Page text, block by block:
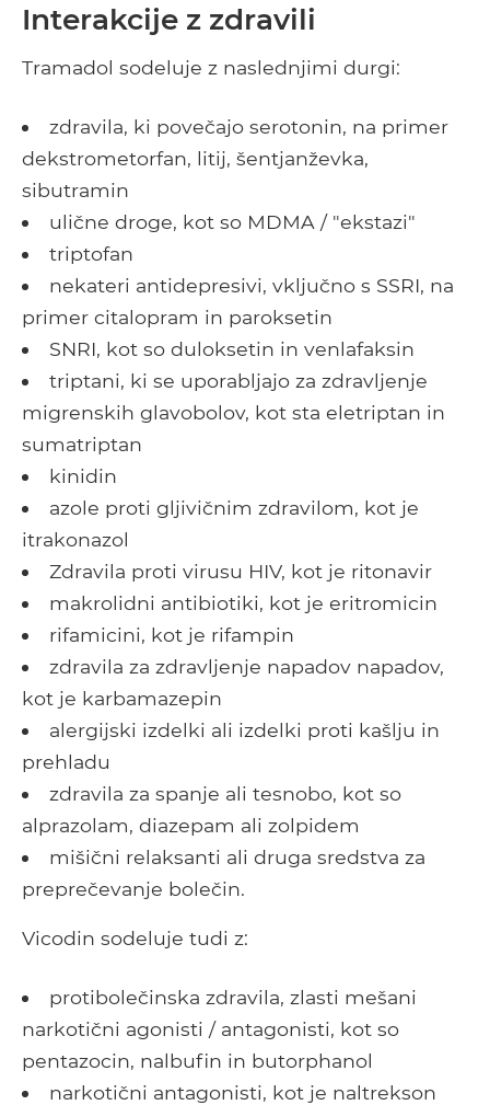
Interakcije z zdravili
Tramadol sodeluje z naslednjimi durgi:
zdravila, ki povečajo serotonin, na primer
dekstrometorfan, litij, šentjanževka,
sibutramin
ulične droge, kot so MDMA / "ekstazi"
triptofan
nekateri antidepresivi, vključno s SSRI, na
primer citalopram in paroksetin
SNRI, kot so duloksetin in venlafaksin
triptani, ki se uporabljajo za zdravljenje
migrenskih glavobolov, kot sta eletriptan in
sumatriptan
kinidin
azole proti gljivičnim zdravilom, kot je
itrakonazol
Zdravila proti virusu HIV, kot je ritonavir
makrolidni antibiotiki, kot je eritromicin
rifamicini, kot je rifampin
zdravila za zdravljenje napadov napadov,
kot je karbamazepin
alergijski izdelki ali izdelki proti kašlju in
prehladu
zdravila za spanje ali tesnobo, kot so
alprazolam, diazepam ali zolpidem
mišični relaksanti ali druga sredstva za
preprečevanje bolečin.
Vicodin sodeluje tudi z:
protibolečinska zdravila, zlasti mešani
narkotični agonisti / antagonisti, kot so
pentazocin, nalbufin in butorphanol
narkotični antagonisti, kot je naltrekson